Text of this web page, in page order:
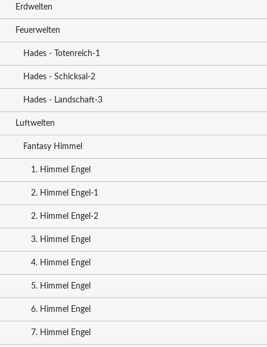
Erdwelten
Feuerwelten
Hades - Totenreich-1
Hades - Schicksal-2
Hades - Landschaft-3
Luftwelten
Fantasy Himmel
1. Himmel Engel
2. Himmel Engel-1
2. Himmel Engel-2
3. Himmel Engel
4. Himmel Engel
5. Himmel Engel
6. Himmel Engel
7. Himmel Engel